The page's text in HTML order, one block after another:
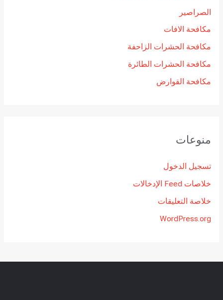
الصراصير
مكافحة الافات
مكافحة الحشرات الزاحفة
مكافحة الحشرات الطائرة
مكافحة القوارض
منوعات
تسجيل الدخول
خلاصات Feed الإدخالات
خلاصة التعليقات
WordPress.org